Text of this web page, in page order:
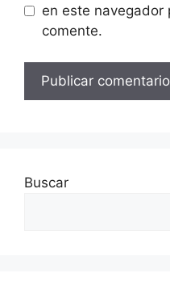
en este navegador
comente.
Buscar